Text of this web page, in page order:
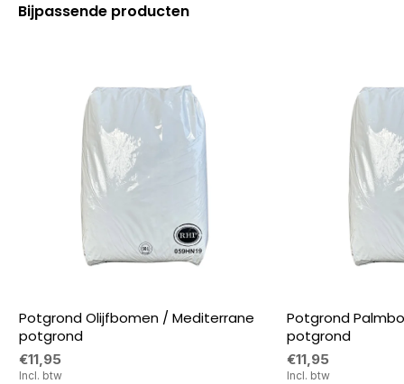
Bijpassende producten
Potgrond Olijfbomen / Mediterrane
potgrond
€11,95
Incl. btw
Potgrond
potgrond
€11,95
Incl. btw